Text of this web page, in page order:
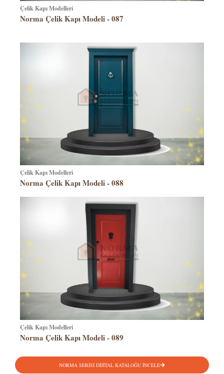
Çelik Kapı Modelleri
Norma Çelik Kapı Modeli - 087
Çelik Kapı Modelleri
Norma Çelik Kapı Modeli - 088
Çelik Kapı Modelleri
Norma Çelik Kapı Modeli - 089
NORMA SERİSİ DİJİTAL KATALOĞU İNCELE